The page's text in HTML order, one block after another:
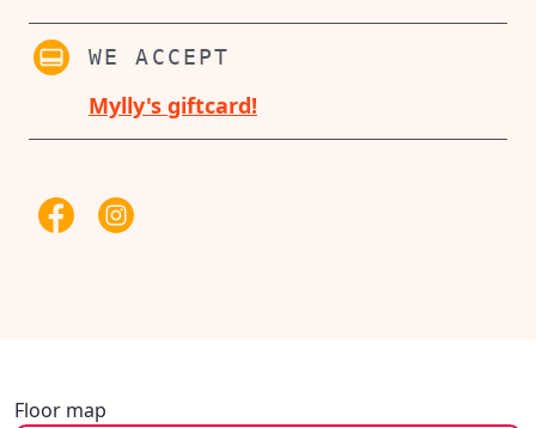
WE ACCEPT
Mylly's giftcard!
Floor map